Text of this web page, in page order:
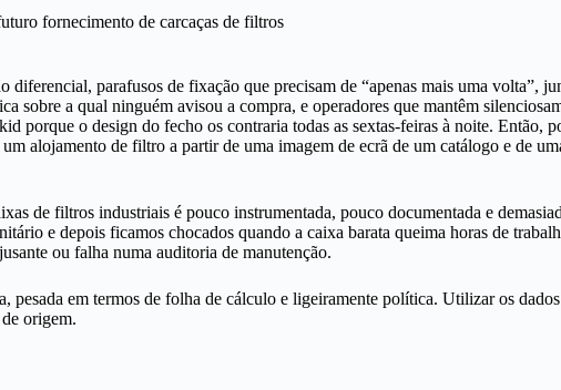
fornecimento de carcaças de filtros
diferencial, parafusos de fixação que precisam de “apenas mais uma volta”,
sobre a qual ninguém avisou a compra, e operadores que mantêm
porque o design do fecho os contraria todas as sextas-feiras à noite. Então,
alojamento de filtro a partir de uma imagem de ecrã de um catálogo e de
de filtros industriais é pouco instrumentada, pouco documentada e
e depois ficamos chocados quando a caixa barata queima horas de
ou falha numa auditoria de manutenção.
pesada em termos de folha de cálculo e ligeiramente política. Utilizar os
origem.